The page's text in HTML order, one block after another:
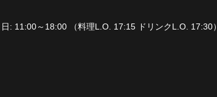
: 11:00～18:00 （料理L.O. 17:15 ドリンクL.O. 17:30）